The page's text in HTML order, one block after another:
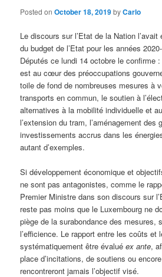
Posted onOctober 18, 2019byCarlo
Le discours sur l’Etat de la Nation
du budget de l’Etat pour les années
Députés ce lundi 14 octobre le confirme
est au cœur des préoccupations
toile de fond de nombreuses mesures à
transports en commun, le soutien à
alternatives à la mobilité individuelle et
l’extension du tram, l’aménagement des
investissements accrus dans les
autant d’exemples.
Si développement économique et
ne sont pas antagonistes, comme le
Premier Ministre dans son discours sur
reste pas moins que le Luxembourg ne
piège de la surabondance des mesures,
l’efficience. Le rapport entre les coûts et
systématiquement être évaluéex ante,
place d’incitations, de soutiens ou
rencontreront jamais l’objectif visé.